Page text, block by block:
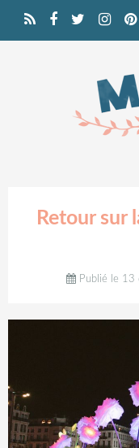
Retour sur
Publié le 13